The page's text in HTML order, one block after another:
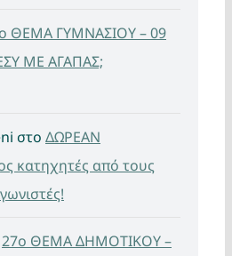
ΘΕΜΑ ΓΥΜΝΑΣΙΟΥ – 09
ΜΕ ΑΓΑΠΑΣ;
στο ΔΩΡΕΑΝ
κατηχητές από τους
27ο ΘΕΜΑ ΔΗΜΟΤΙΚΟΥ –